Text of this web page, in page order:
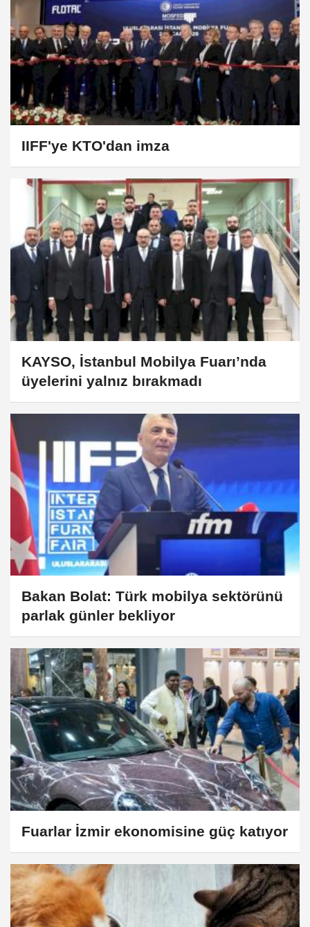
IIFF'ye KTO'dan imza
KAYSO, İstanbul Mobilya Fuarı’nda
üyelerini yalnız bırakmadı
Bakan Bolat: Türk mobilya sektörünü
parlak günler bekliyor
Fuarlar İzmir ekonomisine güç katıyor